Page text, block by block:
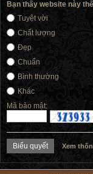
Bạn thấy website này
Tuyệt vời
Chất lượng
Đẹp
Chuẩn
Bình thường
Khác
Mã bảo mật:
Xem